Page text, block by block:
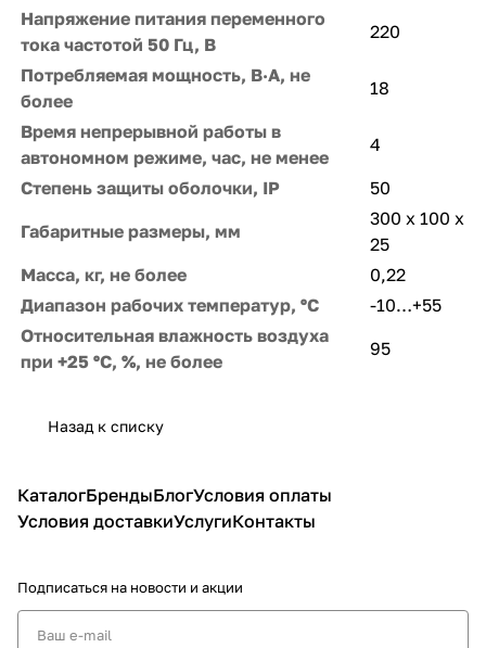
Напряжение питания переменного
тока частотой 50 Гц, В
220
Потребляемая мощность, В·А, не
более
18
Время непрерывной работы в
автономном режиме, час, не менее
4
Степень защиты оболочки, IP
50
Габаритные размеры, мм
300 х 100 х
25
Масса, кг, не более
0,22
Диапазон рабочих температур, ºС
-10…+55
Относительная влажность воздуха
при +25 ºС, %, не более
95
Назад к списку
КаталогБрендыБлогУсловия оплаты
Условия доставкиУслугиКонтакты
Подписаться на новости и акции